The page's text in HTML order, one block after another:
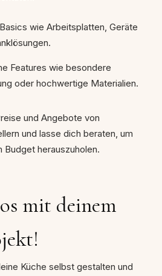
wie Arbeitsplatten, Geräte
Features wie besondere
oder hochwertige Materialien.
und Angebote von
und lasse dich beraten, um
herauszuholen.
mit deinem
Küche selbst gestalten und